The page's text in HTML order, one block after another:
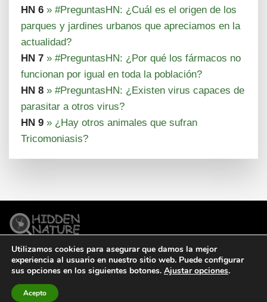
HN 6 » #PreguntasHN: ¿Cuál es el origen de los
parques y jardines urbanos que apreciamos en la
actualidad?
HN 7 » #PreguntasHN: ¿Por qué los fármacos no
funcionan por igual en toda la población?
HN 8 » #PreguntasHN: ¿Existen virus capaces de
parasitar a otros virus?
HN 9 » ¿Hay otros animales que sufran
Tricomoniasis?
© Todos los derechos reservados. Legal
Condiciones
Cookies
Utilizamos cookies para asegurar que damos la mejor
experiencia al usuario en nuestro sitio web. Puede configurar
sus opciones en los siguientes botones. Ajustar opciones.
Acepto